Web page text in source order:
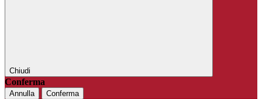
Chiudi
Conferma
Annulla Conferma